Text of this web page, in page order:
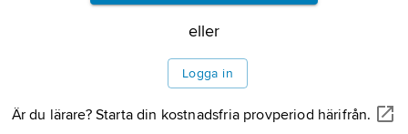
eller
Logga in
Är du lärare? Starta din kostnadsfria provperiod härifrån.